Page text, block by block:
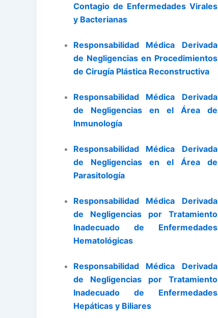
Contagio de Enfermedades Virales
y Bacterianas
Responsabilidad Médica Derivada
de Negligencias en Procedimientos
de Cirugía Plástica Reconstructiva
Responsabilidad Médica Derivada
de Negligencias en el Área de
Inmunología
Responsabilidad Médica Derivada
de Negligencias en el Área de
Parasitología
Responsabilidad Médica Derivada
de Negligencias por Tratamiento
Inadecuado de Enfermedades
Hematológicas
Responsabilidad Médica Derivada
de Negligencias por Tratamiento
Inadecuado de Enfermedades
Hepáticas y Biliares